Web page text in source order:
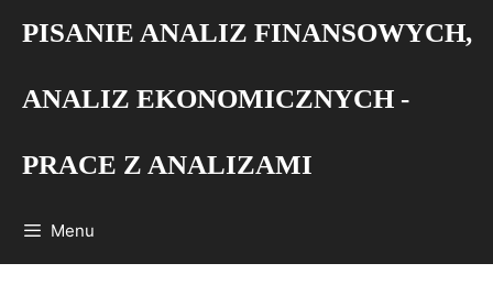
PISANIE ANALIZ FINANSOWYCH,
ANALIZ EKONOMICZNYCH -
PRACE Z ANALIZAMI
Menu